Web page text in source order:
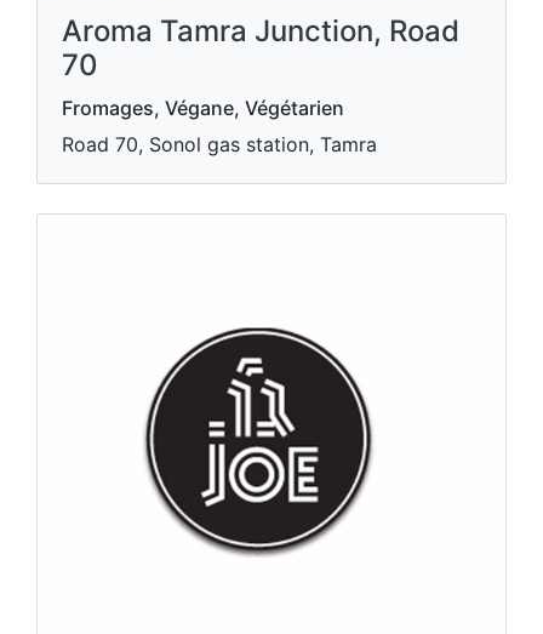
Aroma Tamra Junction, Road
70
Fromages, Végane, Végétarien
Road 70, Sonol gas station, Tamra